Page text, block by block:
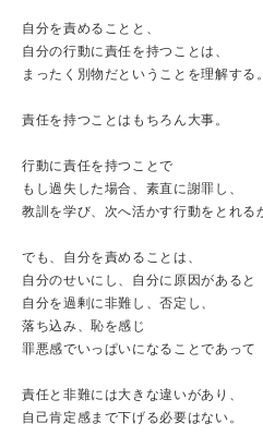
自分を責めることと、
自分の行動に責任を持つことは、
まったく別物だということを理解する。
責任を持つことはもちろん大事。
行動に責任を持つことで
もし過失した場合、素直に謝罪し、
教訓を学び、次へ活かす行動をとれる
でも、自分を責めることは、
自分のせいにし、自分に原因があると
自分を過剰に非難し、否定し、
落ち込み、恥を感じ
罪悪感でいっぱいになることであって
責任と非難には大きな違いがあり、
自己肯定感まで下げる必要はない。